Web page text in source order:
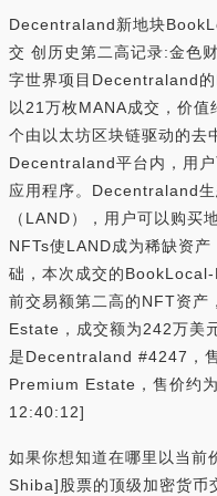
Decentraland新地块
交 创历史第二高记录:金色
字世界项目Decentraland
以21万枚MANA成交，价
个由以太坊区块链驱动的去
Decentraland平台内，用
应用程序。Decentraland
（LAND），用户可以购买
NFTs使LAND成为稀缺资
础，本次成交的
前交易额第二高的NFT资
Estate，成交额为242万美
是Decentraland #4247，
Premium Estate，售价约
12:40:12]
如果你想知道在哪里以当
Shiba]股票的顶级加密货币